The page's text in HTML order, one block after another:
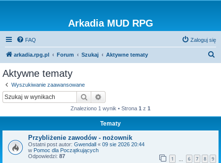
Arkadia MUD RPG
FAQ Zaloguj się
arkadia.rpg.pl Forum Szukaj Aktywne tematy
Aktywne tematy
Wyszukiwanie zaawansowane
Szukaj
Znaleziono 1 wynik • Strona 1 z 1
Tematy
Przybliżenie zawodów - nożownik
Ostatni post autor: Gwendall « 09 sie 2026 20:44
w Pomoc dla Początkujących
Odpowiedzi: 87 1 6 7 8 9